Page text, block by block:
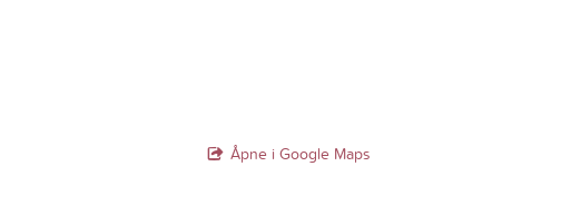
Åpne i Google Maps